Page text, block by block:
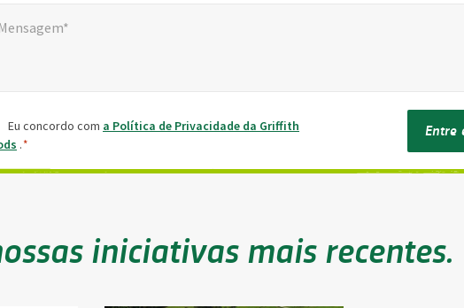
Eu concordo com a Política de Privacidade da Griffith
.*
Entre
iniciativas mais recentes.